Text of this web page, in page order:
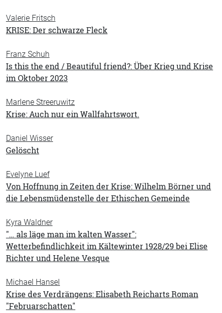
Valerie Fritsch
KRISE: Der schwarze Fleck
Franz Schuh
Is this the end / Beautiful friend?: Über Krieg und Krise
im Oktober 2023
Marlene Streeruwitz
Krise: Auch nur ein Wallfahrtswort.
Daniel Wisser
Gelöscht
Evelyne Luef
Von Hoffnung in Zeiten der Krise: Wilhelm Börner und
die Lebensmüdenstelle der Ethischen Gemeinde
Kyra Waldner
"… als läge man im kalten Wasser":
Wetterbefindlichkeit im Kältewinter 1928/29 bei Elise
Richter und Helene Vesque
Michael Hansel
Krise des Verdrängens: Elisabeth Reicharts Roman
"Februarschatten"